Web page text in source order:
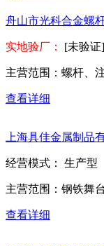
舟山市光科合金螺
实地验厂： [未验证]
主营范围： 螺杆、
查看详细
上海具佳金属制品
经营模式： 生产型
主营范围： 钢铁舞
查看详细